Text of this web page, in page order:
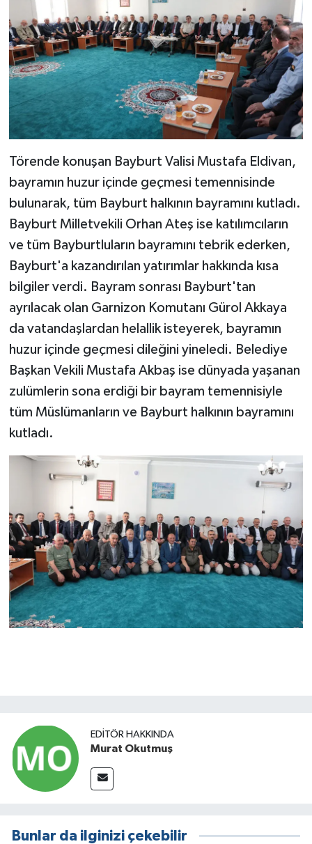
Törende konuşan Bayburt Valisi Mustafa Eldivan,
bayramın huzur içinde geçmesi temennisinde
bulunarak, tüm Bayburt halkının bayramını kutladı.
Bayburt Milletvekili Orhan Ateş ise katılımcıların
ve tüm Bayburtluların bayramını tebrik ederken,
Bayburt'a kazandırılan yatırımlar hakkında kısa
bilgiler verdi. Bayram sonrası Bayburt'tan
ayrılacak olan Garnizon Komutanı Gürol Akkaya
da vatandaşlardan helallik isteyerek, bayramın
huzur içinde geçmesi dileğini yineledi. Belediye
Başkan Vekili Mustafa Akbaş ise dünyada yaşanan
zulümlerin sona erdiği bir bayram temennisiyle
tüm Müslümanların ve Bayburt halkının bayramını
kutladı.
EDITÖR HAKKINDA
Murat Okutmuş
Bunlar da ilginizi çekebilir